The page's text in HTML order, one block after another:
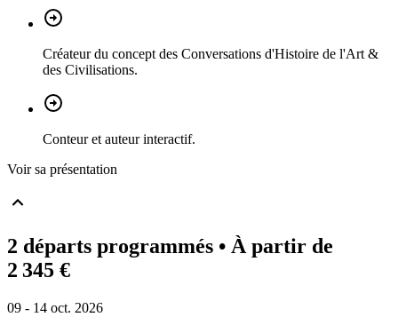
Créateur du concept des Conversations d'Histoire de l'Art &
des Civilisations.
Conteur et auteur interactif.
Voir sa présentation
2 départs programmés • À partir de
2 345 €
09 - 14 oct. 2026